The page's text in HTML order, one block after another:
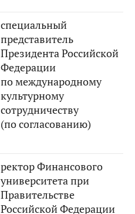
специальный
представитель
Президента Российской
Федерации
по международному
культурному
сотрудничеству
(по согласованию)
ректор Финансового
университета при
Правительстве
Российской Федерации